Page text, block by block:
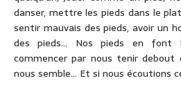
danser, mettre les pieds dans le
sentir mauvais des pieds, avoir un
des pieds… Nos pieds en font
commencer par nous tenir
nous semble… Et si nous écoutions